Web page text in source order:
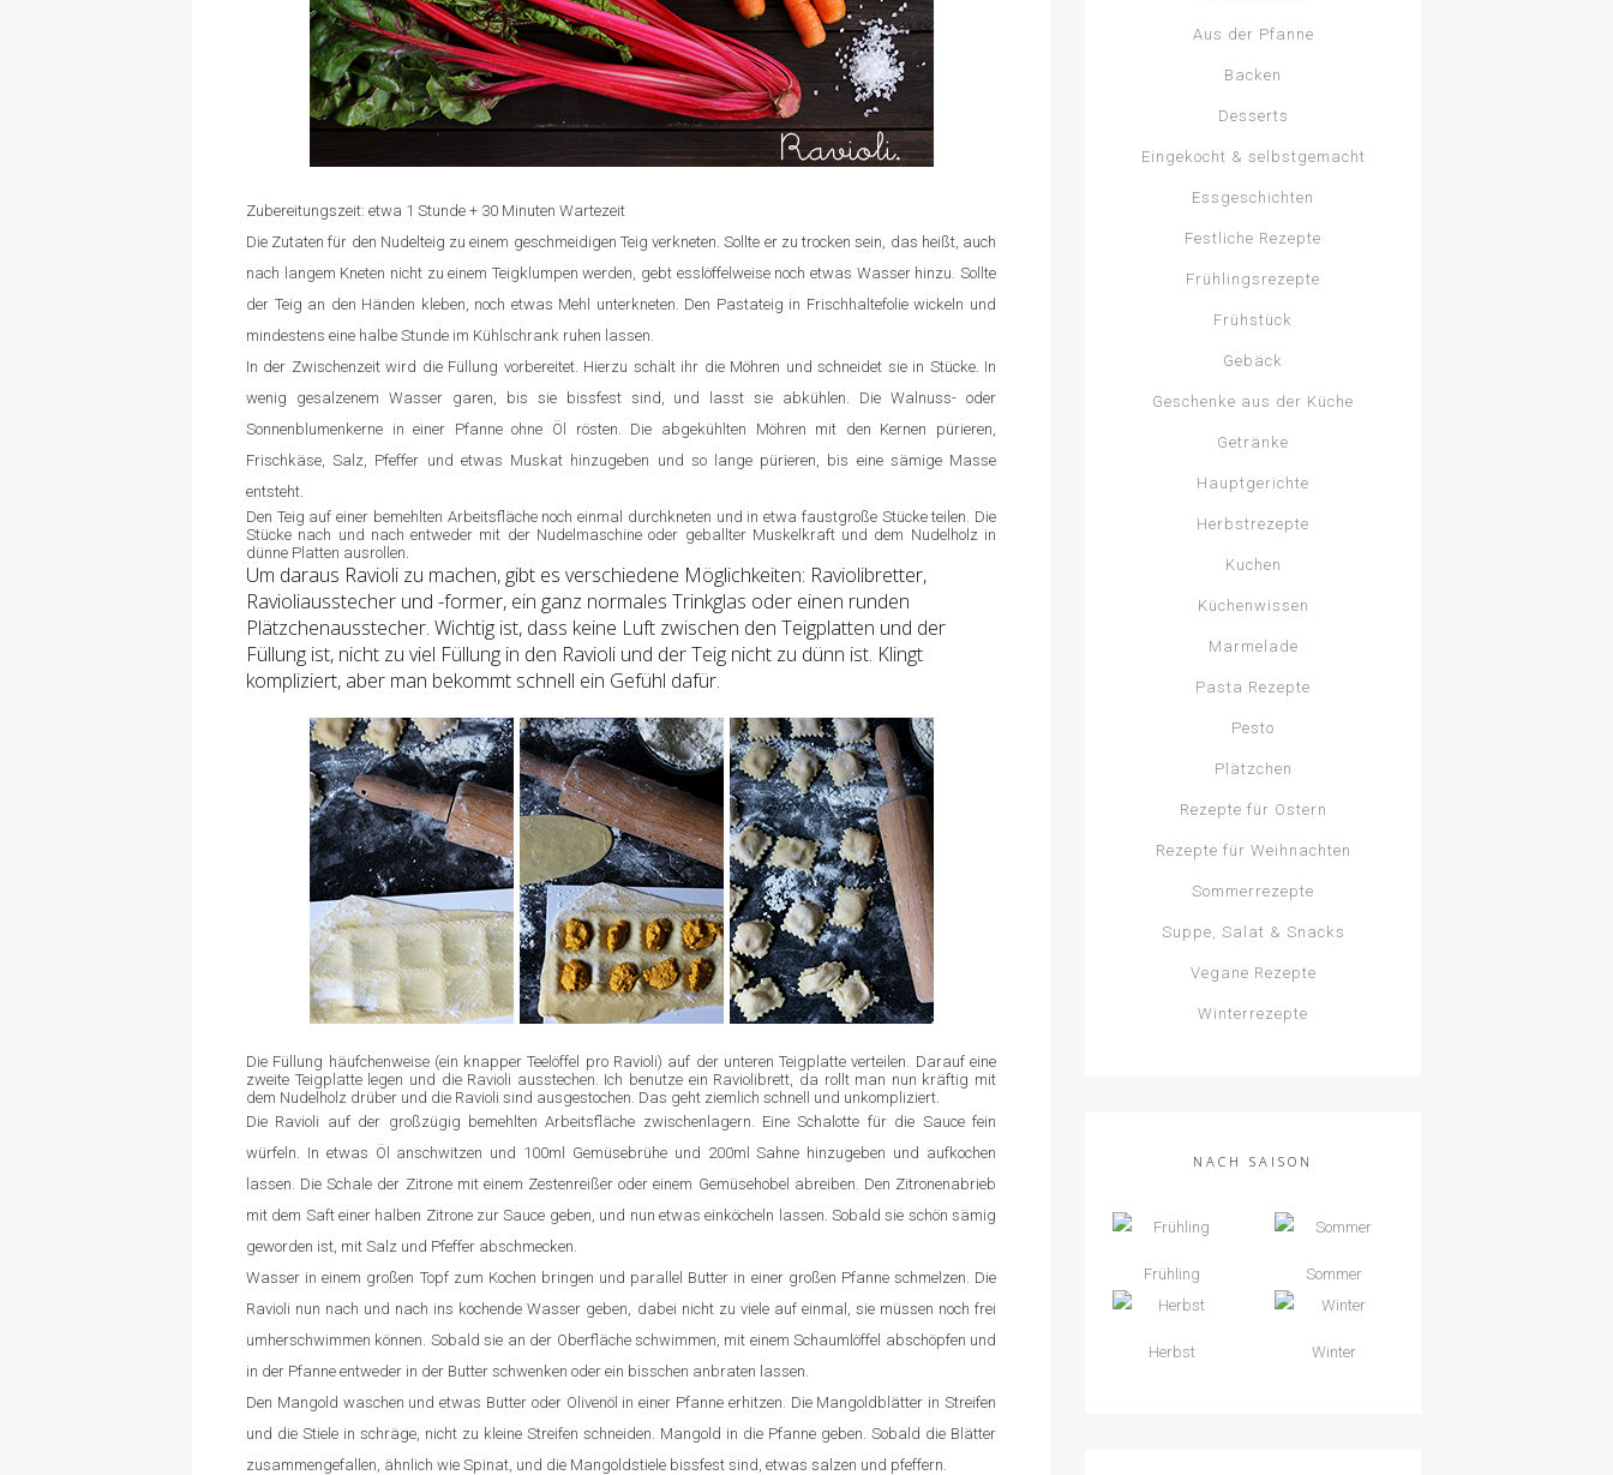
Zubereitungszeit: etwa 1 Stunde + 30 Minuten Wartezeit
Die Zutaten für den Nudelteig zu einem geschmeidigen Teig verkneten. Sollte er zu trocken sein, das heißt, auch
nach langem Kneten nicht zu einem Teigklumpen werden, gebt esslöffelweise noch etwas Wasser hinzu. Sollte
der Teig an den Händen kleben, noch etwas Mehl unterkneten. Den Pastateig in Frischhaltefolie wickeln und
mindestens eine halbe Stunde im Kühlschrank ruhen lassen.
In der Zwischenzeit wird die Füllung vorbereitet. Hierzu schält ihr die Möhren und schneidet sie in Stücke. In
wenig gesalzenem Wasser garen, bis sie bissfest sind, und lasst sie abkühlen. Die Walnuss- oder
Sonnenblumenkerne in einer Pfanne ohne Öl rösten. Die abgekühlten Möhren mit den Kernen pürieren,
Frischkäse, Salz, Pfeffer und etwas Muskat hinzugeben und so lange pürieren, bis eine sämige Masse
entsteht.
Den Teig auf einer bemehlten Arbeitsfläche noch einmal durchkneten und in etwa faustgroße Stücke teilen. Die
Stücke nach und nach entweder mit der Nudelmaschine oder geballter Muskelkraft und dem Nudelholz in
dünne Platten ausrollen.
Um daraus Ravioli zu machen, gibt es verschiedene Möglichkeiten: Raviolibretter,
Ravioliausstecher und -former, ein ganz normales Trinkglas oder einen runden
Plätzchenausstecher. Wichtig ist, dass keine Luft zwischen den Teigplatten und der
Füllung ist, nicht zu viel Füllung in den Ravioli und der Teig nicht zu dünn ist. Klingt
kompliziert, aber man bekommt schnell ein Gefühl dafür.
Die Füllung häufchenweise (ein knapper Teelöffel pro Ravioli) auf der unteren Teigplatte verteilen. Darauf eine
zweite Teigplatte legen und die Ravioli ausstechen. Ich benutze ein Raviolibrett, da rollt man nun kräftig mit
dem Nudelholz drüber und die Ravioli sind ausgestochen. Das geht ziemlich schnell und unkompliziert.
Die Ravioli auf der großzügig bemehlten Arbeitsfläche zwischenlagern. Eine Schalotte für die Sauce fein
würfeln. In etwas Öl anschwitzen und 100ml Gemüsebrühe und 200ml Sahne hinzugeben und aufkochen
lassen. Die Schale der Zitrone mit einem Zestenreißer oder einem Gemüsehobel abreiben. Den Zitronenabrieb
mit dem Saft einer halben Zitrone zur Sauce geben, und nun etwas einköcheln lassen. Sobald sie schön sämig
geworden ist, mit Salz und Pfeffer abschmecken.
Wasser in einem großen Topf zum Kochen bringen und parallel Butter in einer großen Pfanne schmelzen. Die
Ravioli nun nach und nach ins kochende Wasser geben, dabei nicht zu viele auf einmal, sie müssen noch frei
umherschwimmen können. Sobald sie an der Oberfläche schwimmen, mit einem Schaumlöffel abschöpfen und
in der Pfanne entweder in der Butter schwenken oder ein bisschen anbraten lassen.
Den Mangold waschen und etwas Butter oder Olivenöl in einer Pfanne erhitzen. Die Mangoldblätter in Streifen
und die Stiele in schräge, nicht zu kleine Streifen schneiden. Mangold in die Pfanne geben. Sobald die Blätter
zusammengefallen, ähnlich wie Spinat, und die Mangoldstiele bissfest sind, etwas salzen und pfeffern.
Aus der Pfanne
Backen
Desserts
Eingekocht & selbstgemacht
Essgeschichten
Festliche Rezepte
Frühlingsrezepte
Frühstück
Gebäck
Geschenke aus der Küche
Getränke
Hauptgerichte
Herbstrezepte
Kuchen
Küchenwissen
Marmelade
Pasta Rezepte
Pesto
Plätzchen
Rezepte für Ostern
Rezepte für Weihnachten
Sommerrezepte
Suppe, Salat & Snacks
Vegane Rezepte
Winterrezepte
NACH SAISON
Frühling Sommer
Herbst Winter